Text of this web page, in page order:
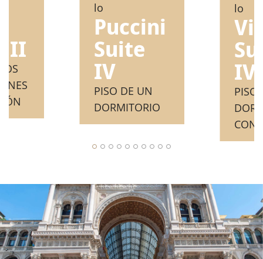
II
lo
Puccini
Suite
IV
PISO DE UN
DORMITORIO
lo
IV
PISO
CON